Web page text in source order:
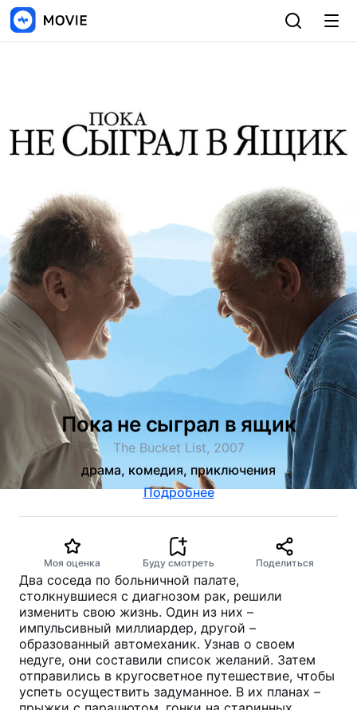
Пока не сыграл в ящик
The Bucket List, 2007
драма, комедия, приключения
Подробнее
Моя оценка Буду смотреть Поделиться
Два соседа по больничной палате,
столкнувшиеся с диагнозом рак, решили
изменить свою жизнь. Один из них –
импульсивный миллиардер, другой –
образованный автомеханик. Узнав о своем
недуге, они составили список желаний. Затем
отправились в кругосветное путешествие, чтобы
успеть осуществить задуманное. В их планах –